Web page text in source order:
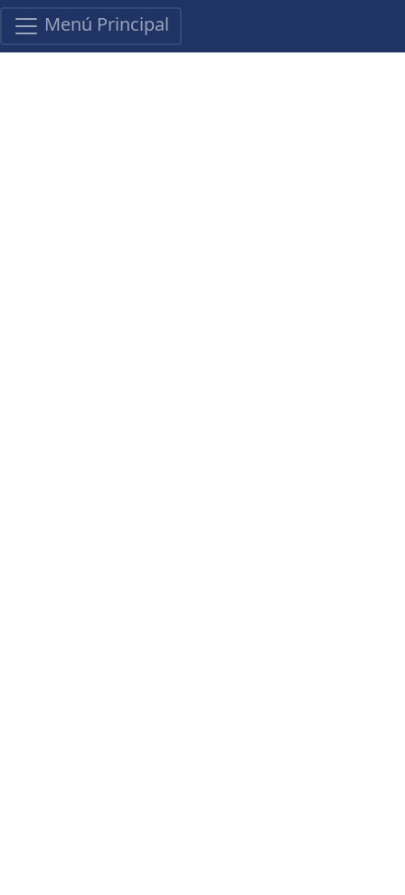
Menú Principal